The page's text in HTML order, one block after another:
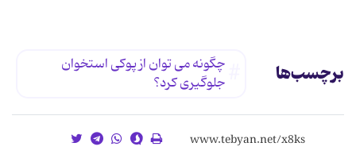
برچسب‌ها
چگونه می توان از پوكی استخوان
جلوگیری كرد؟